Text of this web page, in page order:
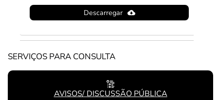
Descarregar
SERVIÇOS PARA CONSULTA
AVISOS/ DISCUSSÃO PÚBLICA